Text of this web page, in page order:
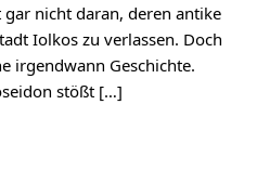
nicht daran, deren antike
Iolkos zu verlassen. Doch
irgendwann Geschichte.
stößt […]